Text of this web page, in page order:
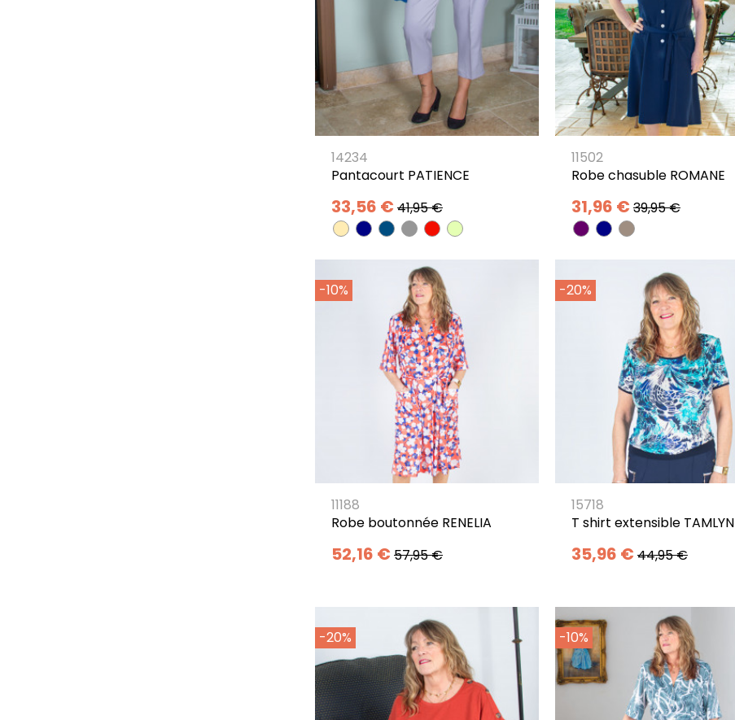
14234
Pantacourt PATIENCE
33,56 € 41,95 €
11502
Robe chasuble ROMANE
31,96 € 39,95 €
-10%
11188
Robe boutonnée RENELIA
52,16 € 57,95 €
-20%
15718
T shirt extensible TAMLYN
35,96 € 44,95 €
-20% -10%